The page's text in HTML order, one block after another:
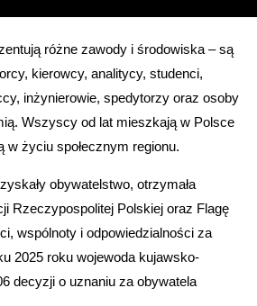
różne zawody i środowiska – są
kierowcy, analitycy, studenci,
inżynierowie, spedytorzy oraz osoby
Wszyscy od lat mieszkają w Polsce
w życiu społecznym regionu.
obywatelstwo, otrzymała
Rzeczypospolitej Polskiej oraz Flagę
wspólnoty i odpowiedzialności za
2025 roku wojewoda kujawsko-
decyzji o uznaniu za obywatela